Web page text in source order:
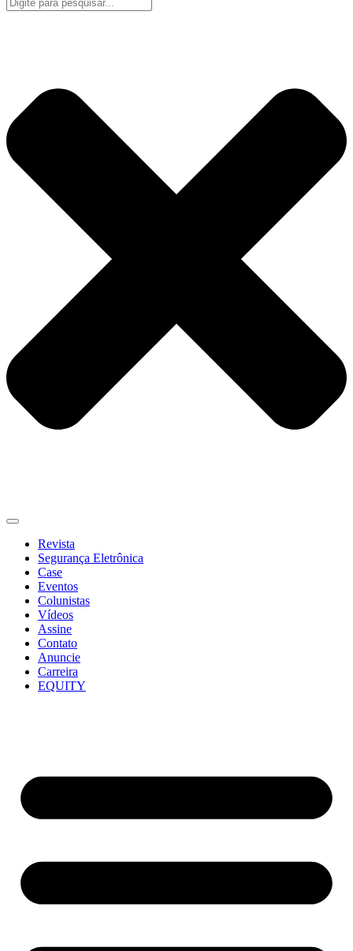
Revista
Segurança Eletrônica
Case
Eventos
Colunistas
Vídeos
Assine
Contato
Anuncie
Carreira
EQUITY